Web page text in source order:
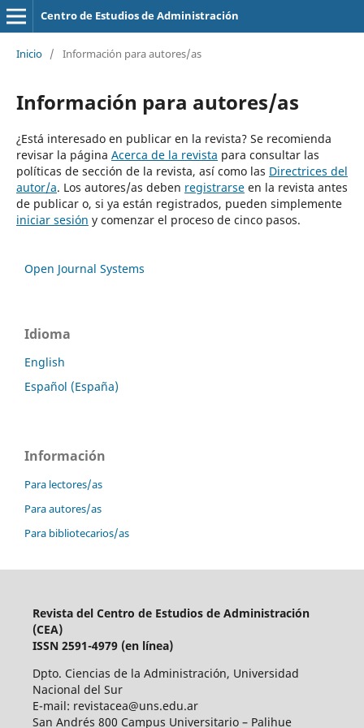
Centro de Estudios de Administración
Inicio / Información para autores/as
Información para autores/as
¿Está interesado en publicar en la revista? Se recomienda
revisar la página Acerca de la revista para consultar las
políticas de sección de la revista, así como las Directrices del
autor/a. Los autores/as deben registrarseen la revista antes
de publicar o, si ya están registrados, pueden simplemente
iniciar sesión y comenzar el proceso de cinco pasos.
Open Journal Systems
Idioma
English
Español (España)
Información
Para lectores/as
Para autores/as
Para bibliotecarios/as
Revista del Centro de Estudios de Administración
(CEA)
ISSN 2591-4979 (en línea)
Dpto. Ciencias de la Administración, Universidad
Nacional del Sur
E-mail: revistacea@uns.edu.ar
San Andrés 800 Campus Universitario – Palihue